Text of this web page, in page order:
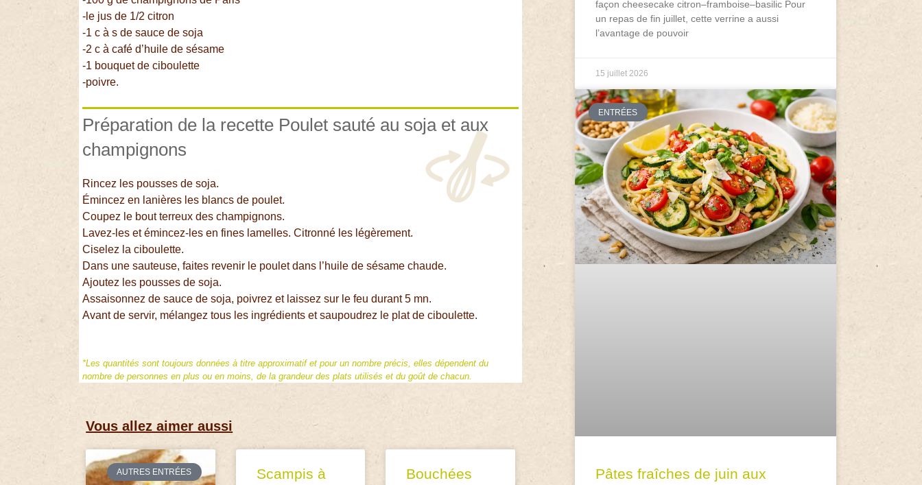
-le jus de 1/2 citron
-1 c à s de sauce de soja
-2 c à café d’huile de sésame
-1 bouquet de ciboulette
-poivre.
Préparation de la recette Poulet sauté au soja et aux
champignons
Rincez les pousses de soja.
Émincez en lanières les blancs de poulet.
Coupez le bout terreux des champignons.
Lavez-les et émincez-les en fines lamelles. Citronné les légèrement.
Ciselez la ciboulette.
Dans une sauteuse, faites revenir le poulet dans l’huile de sésame chaude.
Ajoutez les pousses de soja.
Assaisonnez de sauce de soja, poivrez et laissez sur le feu durant 5 mn.
Avant de servir, mélangez tous les ingrédients et saupoudrez le plat de ciboulette.
*Les quantités sont toujours données à titre approximatif et pour un nombre précis, elles dépendent du
nombre de personnes en plus ou en moins, de la grandeur des plats utilisés et du goût de chacun.
Vous allez aimer aussi
AUTRES ENTRÉES
Scampis à
Bouchées
façon cheesecake citron–framboise–basilic Pour
un repas de fin juillet, cette verrine a aussi
l’avantage de pouvoir
15 juillet 2026
ENTRÉES
Pâtes fraîches de juin aux